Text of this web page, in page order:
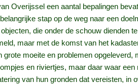
Overijssel een aantal bepalingen
stap op de weg naar een
die onder de schouw dienden
maar met de komst van het
moeite en problemen
en riviertjes, maar daar waar
van hun gronden dat vereisten, in